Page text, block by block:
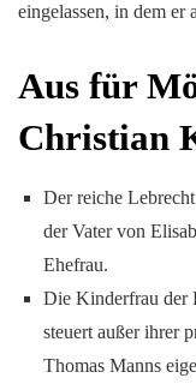
eingelassen, in dem er
Aus für
Christian
Der reiche
der Vater von
Ehefrau.
Die Kinderfrau der
steuert außer ihrer
Thomas Manns